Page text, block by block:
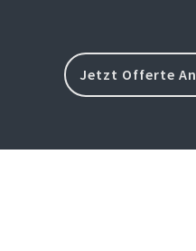
Jetzt Offerte